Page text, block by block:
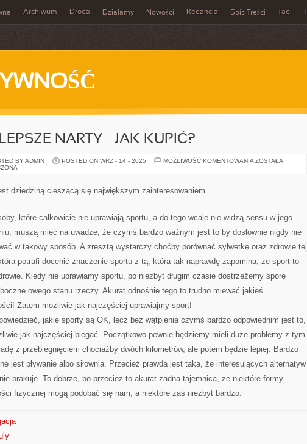
Archiwum Droga Działamy Nowości Redakcja Spis Treści Tagi
NARTY – JAK KUPIĆ?
BY ADMIN POSTED ON WRZ - 14 - 2025 MOŻLIWOŚĆ KOMENTOWANIA NAJLEPSZE
ZOSTAŁA
dziedziną cieszącą się największym zainteresowaniem
które całkowicie nie uprawiają sportu, a do tego wcale nie widzą sensu w jego
muszą mieć na uwadze, że czymś bardzo ważnym jest to by dosłownie nigdy nie
w takowy sposób. A zresztą wystarczy choćby porównać sylwetkę oraz zdrowie tej
potrafi docenić znaczenie sportu z tą, która tak naprawdę zapomina, że sport to
Kiedy nie uprawiamy sportu, po niezbyt długim czasie dostrzeżemy spore
owego stanu rzeczy. Akurat odnośnie tego to trudno miewać jakieś
Zatem możliwie jak najczęściej uprawiajmy sport!
jakie sporty są OK, lecz bez wątpienia czymś bardzo odpowiednim jest to,
jak najczęściej biegać. Początkowo pewnie będziemy mieli duże problemy z tym
z przebiegnięciem chociażby dwóch kilometrów, ale potem będzie lepiej. Bardzo
jest pływanie albo siłownia. Przecież prawda jest taka, że interesujących alternatyw
brakuje. To dobrze, bo przecież to akurat żadna tajemnica, że niektóre formy
fizycznej mogą podobać się nam, a niektóre zaś niezbyt bardzo.